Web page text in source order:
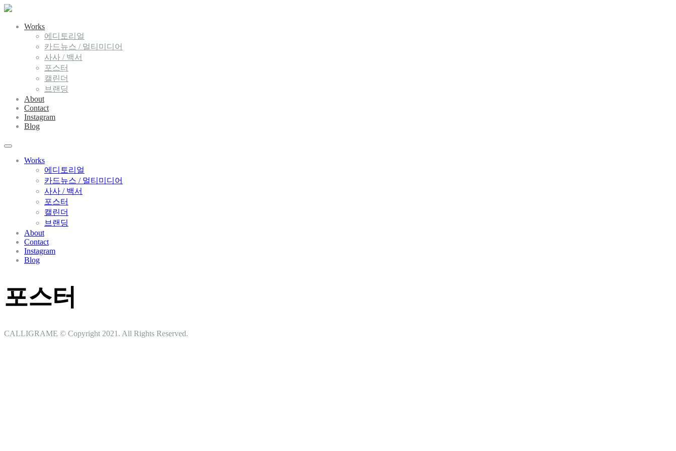
Works
에디토리얼
카드뉴스 / 멀티미디어
사사 / 백서
포스터
캘린더
브랜딩
About
Contact
Instagram
Blog
Works
에디토리얼
카드뉴스 / 멀티미디어
사사 / 백서
포스터
캘린더
브랜딩
About
Contact
Instagram
Blog
포스터
CALLIGRAME © Copyright 2021. All Rights Reserved.